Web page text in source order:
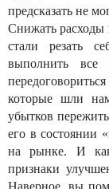
предсказать не
Снижать расходы
стали резать
выполнить все
которые шли
убытков
его в состоянии
на рынке. И
признаки
Наверное, вы